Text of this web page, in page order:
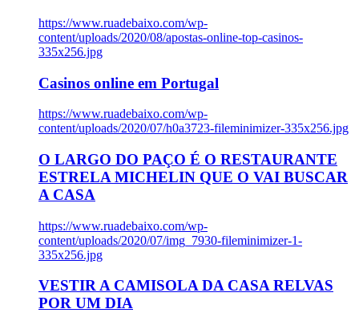
https://www.ruadebaixo.com/wp-
content/uploads/2020/08/apostas-online-top-casinos-
335x256.jpg
Casinos online em Portugal
https://www.ruadebaixo.com/wp-
content/uploads/2020/07/h0a3723-fileminimizer-335x256.jpg
O LARGO DO PAÇO É O RESTAURANTE
ESTRELA MICHELIN QUE O VAI BUSCAR
A CASA
https://www.ruadebaixo.com/wp-
content/uploads/2020/07/img_7930-fileminimizer-1-
335x256.jpg
VESTIR A CAMISOLA DA CASA RELVAS
POR UM DIA